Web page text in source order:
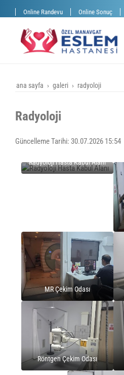
Online Randevu Online Sonuç
ana sayfa galeri radyoloji
Radyoloji
Güncelleme Tarihi: 30.07.2026 15:54
Radyoloji Hasta Kabul Alanı
MR Çekim Odası
Röntgen Çekim Odası